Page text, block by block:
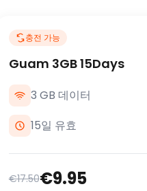
충전 가능
Guam 3GB 15Days
3 GB 데이터
15일 유효
€17.50€9.95